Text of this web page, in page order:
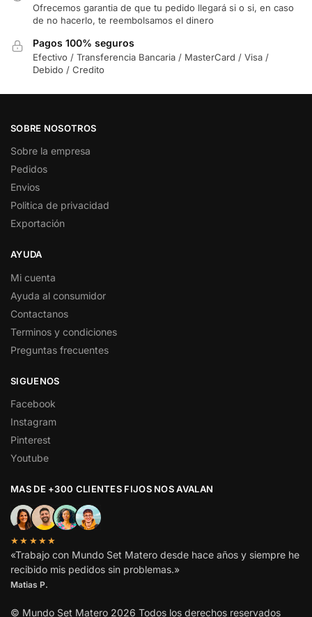
Ofrecemos garantia de que tu pedido llegará si o si, en caso
de no hacerlo, te reembolsamos el dinero
Pagos 100% seguros
Efectivo / Transferencia Bancaria / MasterCard / Visa /
Debido / Credito
SOBRE NOSOTROS
Sobre la empresa
Pedidos
Envios
Politica de privacidad
Exportación
AYUDA
Mi cuenta
Ayuda al consumidor
Contactanos
Terminos y condiciones
Preguntas frecuentes
SIGUENOS
Facebook
Instagram
Pinterest
Youtube
MAS DE +300 CLIENTES FIJOS NOS AVALAN
★★★★★
«Trabajo con Mundo Set Matero desde hace años y siempre he
recibido mis pedidos sin problemas.»
Matias P.
© Mundo Set Matero 2026 Todos los derechos reservados